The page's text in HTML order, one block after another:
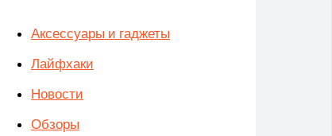
Аксессуары и гаджеты
Лайфхаки
Новости
Обзоры